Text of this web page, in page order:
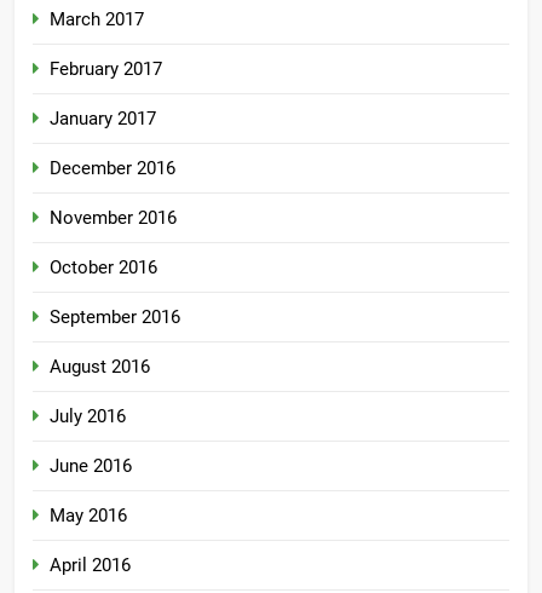
March 2017
February 2017
January 2017
December 2016
November 2016
October 2016
September 2016
August 2016
July 2016
June 2016
May 2016
April 2016